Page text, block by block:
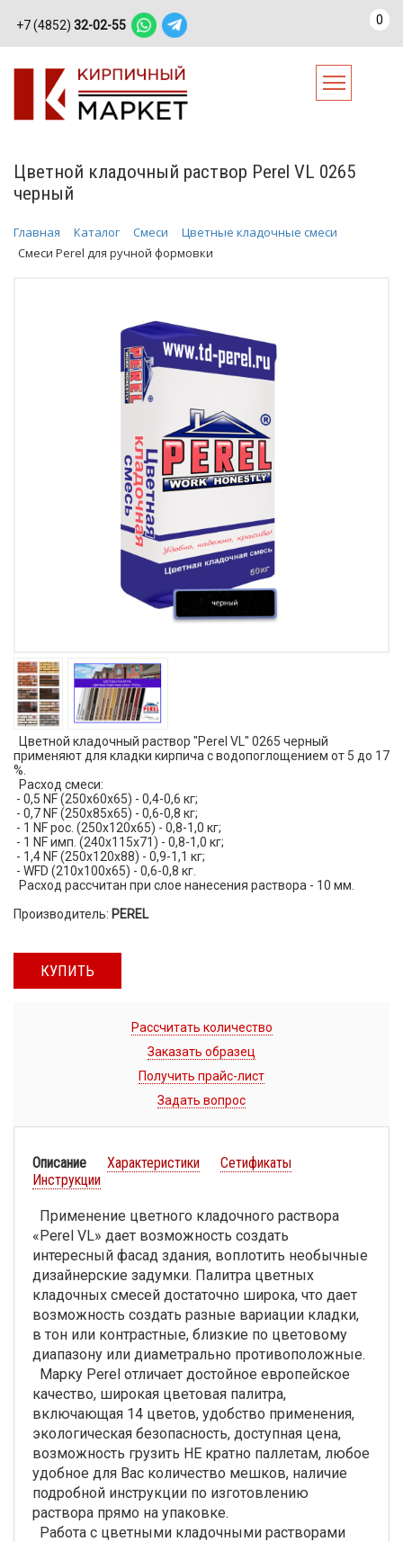
+7 (4852) 32-02-55 0
Цветной кладочный раствор Perel VL 0265
черный
Главная Каталог Смеси
Цветные кладочные смеси
Смеси Perel для ручной формовки
Цветной кладочный раствор "Perel VL" 0265 черный
применяют для кладки кирпича с водопоглощением от 5 до 17
%.
Расход смеси:
- 0,5 NF (250х60х65) - 0,4-0,6 кг;
- 0,7 NF (250х85х65) - 0,6-0,8 кг;
- 1 NF рос. (250х120х65) - 0,8-1,0 кг;
- 1 NF имп. (240х115х71) - 0,8-1,0 кг;
- 1,4 NF (250х120х88) - 0,9-1,1 кг;
- WFD (210х100х65) - 0,6-0,8 кг.
Расход рассчитан при слое нанесения раствора - 10 мм.
Производитель: PEREL
КУПИТЬ
Рассчитать количество
Заказать образец
Получить прайс-лист
Задать вопрос
Описание Характеристики
Сетификаты
Инструкции
Применение цветного кладочного раствора
«Perel VL» дает возможность создать
интересный фасад здания, воплотить необычные
дизайнерские задумки. Палитра цветных
кладочных смесей достаточно широка, что дает
возможность создать разные вариации кладки,
в тон или контрастные, близкие по цветовому
диапазону или диаметрально противоположные.
Марку Perel отличает достойное европейское
качество, широкая цветовая палитра,
включающая 14 цветов, удобство применения,
экологическая безопасность, доступная цена,
возможность грузить НЕ кратно паллетам, любое
удобное для Вас количество мешков, наличие
подробной инструкции по изготовлению
раствора прямо на упаковке.
Работа с цветными кладочными растворами